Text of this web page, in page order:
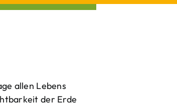
allen Lebens
der Erde